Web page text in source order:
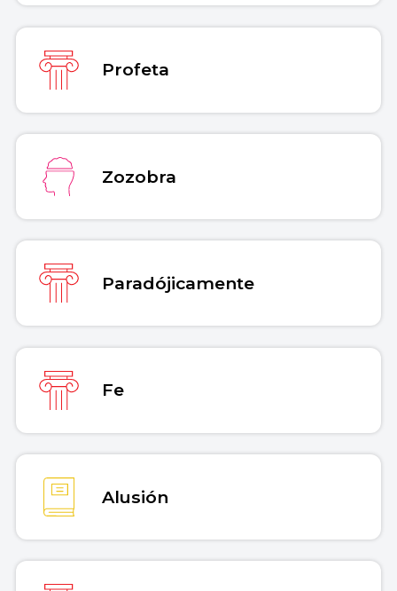
Profeta
Zozobra
Paradójicamente
Fe
Alusión